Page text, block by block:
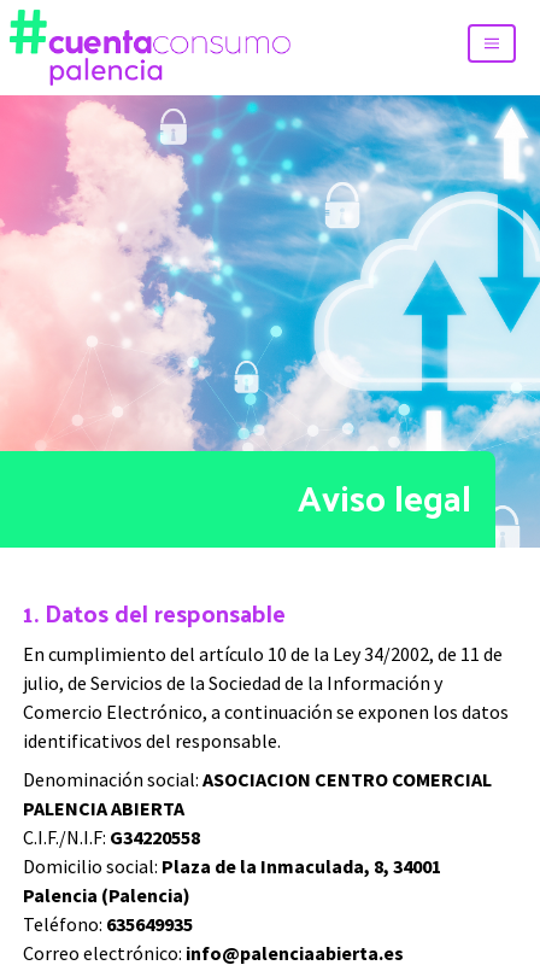
Aviso legal
1. Datos del responsable
En cumplimiento del artículo 10 de la Ley 34/2002, de 11 de
julio, de Servicios de la Sociedad de la Información y
Comercio Electrónico, a continuación se exponen los datos
identificativos del responsable.
Denominación social: ASOCIACION CENTRO COMERCIAL
PALENCIA ABIERTA
C.I.F./N.I.F: G34220558
Domicilio social: Plaza de la Inmaculada, 8, 34001
Palencia (Palencia)
Teléfono: 635649935
Correo electrónico: info@palenciaabierta.es